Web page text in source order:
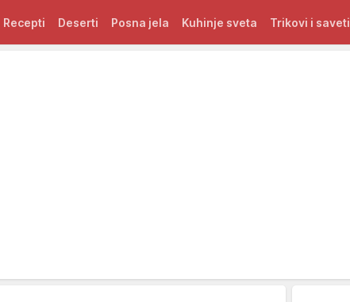
Recepti Deserti Posna jela Kuhinje sveta Trikovi i saveti